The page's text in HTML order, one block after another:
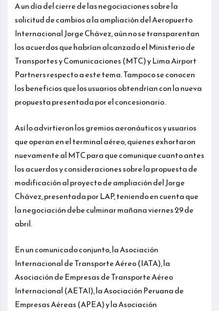
A un día del cierre de las negociaciones sobre la
solicitud de cambios a la ampliación del Aeropuerto
Internacional Jorge Chávez, aún no se transparentan
los acuerdos que habrían alcanzado el Ministerio de
Transportes y Comunicaciones (MTC) y Lima Airport
Partners respecto a este tema. Tampoco se conocen
los beneficios que los usuarios obtendrían con la nueva
propuesta presentada por el concesionario.
Así lo advirtieron los gremios aeronáuticos y usuarios
que operan en el terminal aéreo, quienes exhortaron
nuevamente al MTC para que comunique cuanto antes
los acuerdos y consideraciones sobre la propuesta de
modificación al proyecto de ampliación del Jorge
Chávez, presentada por LAP, teniendo en cuenta que
la negociación debe culminar mañana viernes 29 de
abril.
En un comunicado conjunto, la Asociación
Internacional de Transporte Aéreo (IATA), la
Asociación de Empresas de Transporte Aéreo
Internacional (AETAI), la Asociación Peruana de
Empresas Aéreas (APEA) y la Asociación